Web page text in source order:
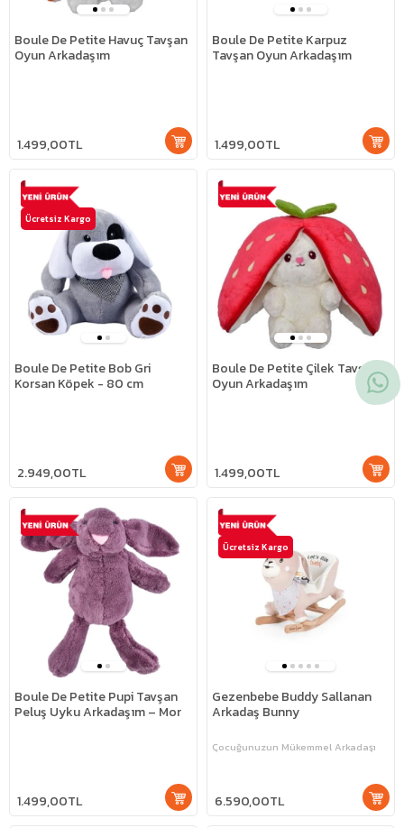
Boule De Petite Havuç Tavşan
Oyun Arkadaşım
1.499,00TL
Boule De Petite Karpuz
Tavşan Oyun Arkadaşım
1.499,00TL
Boule De Petite Bob Gri
Korsan Köpek - 80 cm
2.949,00TL
Ücretsiz Kargo
Boule De Petite Çilek Tavşan
Oyun Arkadaşım
1.499,00TL
Boule De Petite Pupi Tavşan
Peluş Uyku Arkadaşım – Mor
1.499,00TL
Gezenbebe Buddy Sallanan
Arkadaş Bunny
Çocuğunuzun Mükemmel Arkadaşı
6.590,00TL
Ücretsiz Kargo